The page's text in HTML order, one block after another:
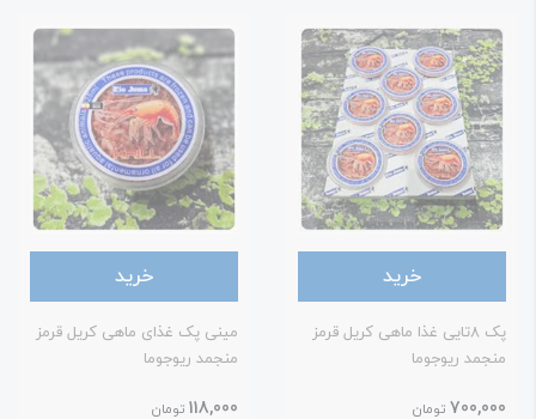
خرید
پک 8تایی غذا ماهی کریل قرمز
ریوجوما
تومان
خرید
مینی پک غذای ماهی کریل قرمز
منجمد ریوجوما
118,000 تومان